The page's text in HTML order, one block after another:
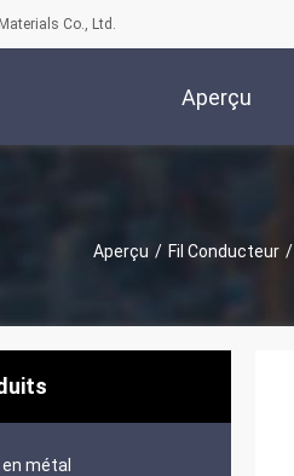
Co., Ltd.
Aperçu
Aperçu / Fil Conducteur /
métal